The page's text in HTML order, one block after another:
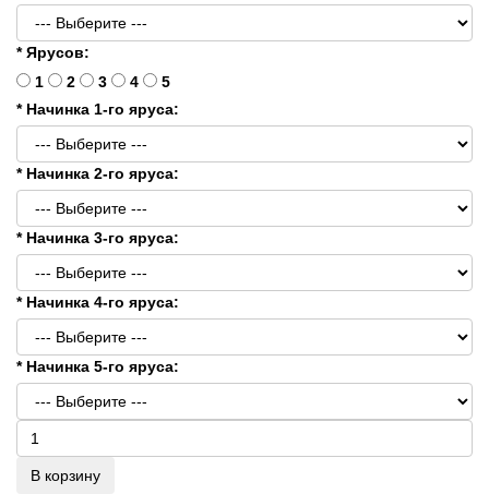
* Ярусов:
1
2 3 4
5
* Начинка 1-го яруса:
* Начинка 2-го яруса:
* Начинка 3-го яруса:
* Начинка 4-го яруса:
* Начинка 5-го яруса:
В корзину